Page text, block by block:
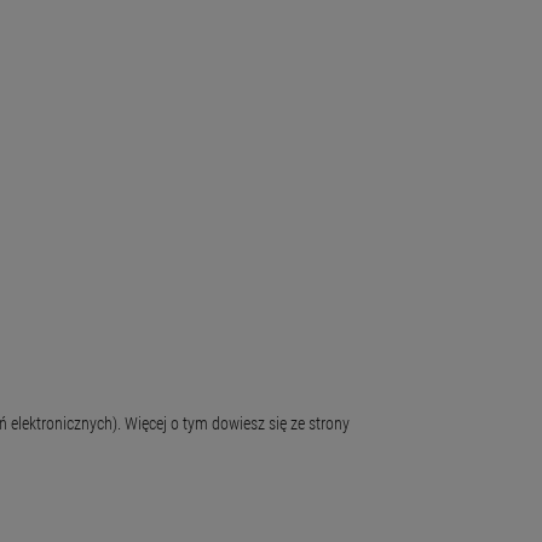
elektronicznych). Więcej o tym dowiesz się ze strony